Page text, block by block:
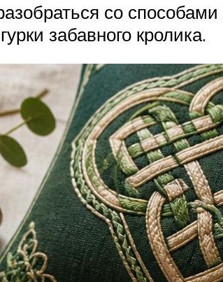
со
забавного кролика.